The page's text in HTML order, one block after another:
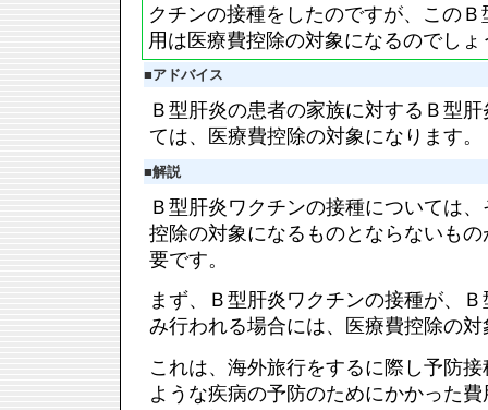
クチンの接種をしたのですが、この
用は医療費控除の対象になるのでしょ
■アドバイス
Ｂ型肝炎の患者の家族に対するＢ型
ては、医療費控除の対象になります。
■解説
Ｂ型肝炎ワクチンの接種については
控除の対象になるものとならないも
要です。
まず、Ｂ型肝炎ワクチンの接種が、
み行われる場合には、医療費控除の
これは、海外旅行をするに際し予防
ような疾病の予防のためにかかった